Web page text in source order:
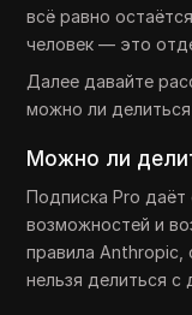
всё равно
человек — это
Далее давайте
можно ли
Можно ли
Подписка Pro
возможностей и
правила Anthropic,
нельзя делиться с